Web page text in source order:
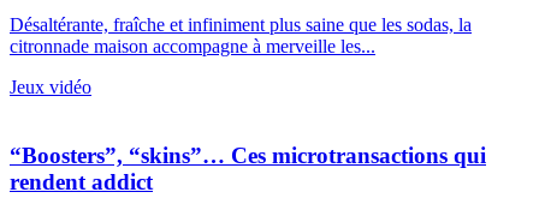
Désaltérante, fraîche et infiniment plus saine que les sodas, la
citronnade maison accompagne à merveille les...
Jeux vidéo
“Boosters”, “skins”… Ces microtransactions qui
rendent addict